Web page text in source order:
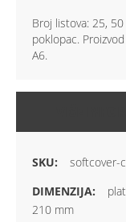
Broj listova: 25,
poklopac.
A6.
softcover-
210 mm